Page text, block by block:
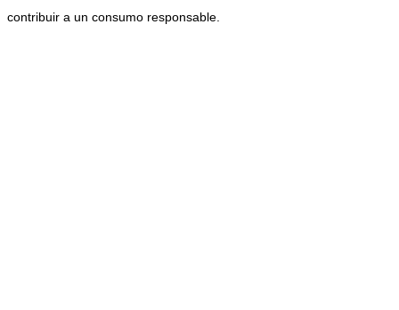
contribuir a un consumo responsable.